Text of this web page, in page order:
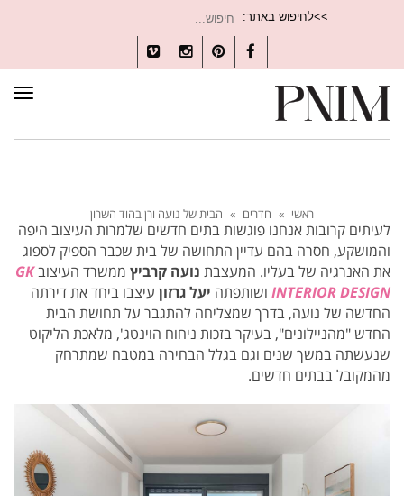
>>לחיפוש באתר:
עבור:
Facebook
Pinterest
Instagram
Vimeo
ראשי » חדרים » הבית של נועה ורן בהוד השרון
לעיתים קרובות אנחנו פוגשות בתים חדשים שלמרות העיצוב היפה
והמושקע, חסרה בהם עדיין התחושה של בית שכבר הספיק לספוג
את האנרגיה של בעליו. המעצבת נועה קרביץ ממשרד העיצובGK
INTERIOR DESIGN ושותפתה יעל גרזון עיצבו ביחד את דירתה
החדשה של נועה, בדרך שמצליחה להתגבר על תחושת הבית
החדש "מהניילונים", בעיקר בזכות ניחוח הוינטג', מלאכת הליקוט
שנעשתה במשך שנים וגם בגלל הבחירה במטבח שמתרחק
מהמקובל בבתים חדשים.